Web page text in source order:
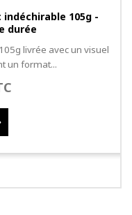
105g -
durée
livrée avec un visuel
un format...